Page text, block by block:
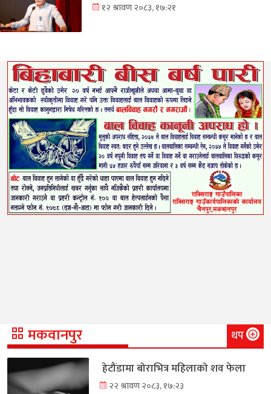
१२ श्रावण २०८३, १७:२१
मकवानपुर थप
हेटौंडामा बोराभित्र महिलाको शव फेला
२२ श्रावण २०८३, १७:२३